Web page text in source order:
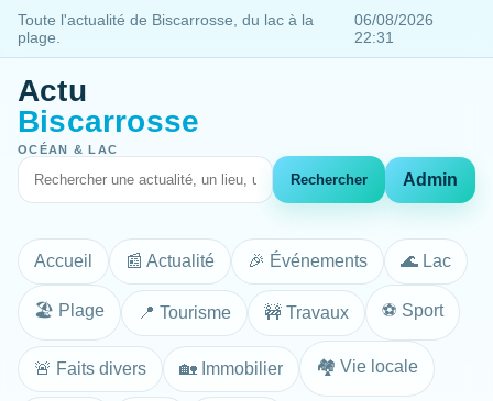
Toute l'actualité de Biscarrosse, du lac à la
plage.
06/08/2026
22:31
Actu
Biscarrosse
OCÉAN & LAC
Rechercher Admin
Accueil 📰 Actualité 🎉 Événements 🌊 Lac
🏖️ Plage 📍 Tourisme 🚧 Travaux ⚽ Sport
🚨 Faits divers 🏡 Immobilier 🏘️ Vie locale